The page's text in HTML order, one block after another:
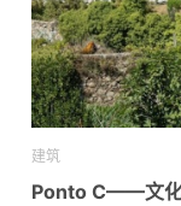
建筑
Ponto C——文化